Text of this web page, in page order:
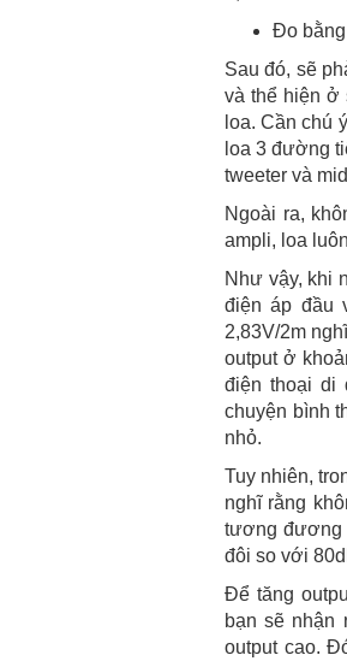
Đo
Sau đó, sẽ
và thể hiện ở
loa. Cần chú
loa 3 đường
tweeter và
Ngoài ra,
ampli, loa
Như vậy, khi
điện áp đầu
2,83V/2m
output ở
điện thoại di
chuyện bình
nhỏ.
Tuy nhiên,
nghĩ rằng
tương đương
đôi so với
Để tăng
bạn sẽ nhận
output cao.